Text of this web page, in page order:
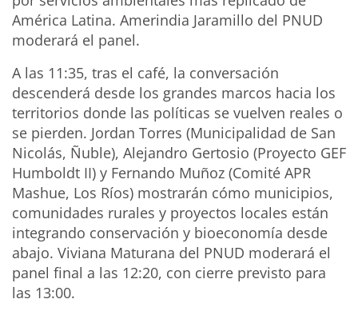
América Latina. Amerindia Jaramillo del PNUD
moderará el panel.
A las 11:35, tras el café, la conversación
descenderá desde los grandes marcos hacia los
territorios donde las políticas se vuelven reales o
se pierden. Jordan Torres (Municipalidad de San
Nicolás, Ñuble), Alejandro Gertosio (Proyecto GEF
Humboldt II) y Fernando Muñoz (Comité APR
Mashue, Los Ríos) mostrarán cómo municipios,
comunidades rurales y proyectos locales están
integrando conservación y bioeconomía desde
abajo. Viviana Maturana del PNUD moderará el
panel final a las 12:20, con cierre previsto para
las 13:00.